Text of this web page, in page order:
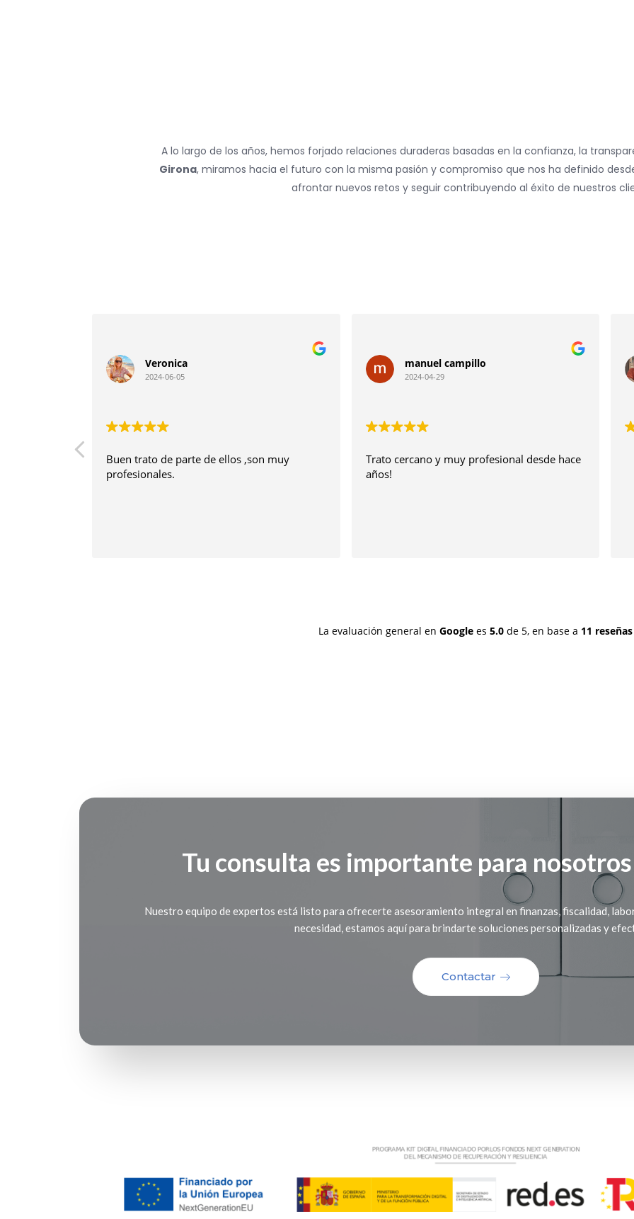
A lo largo de los años, hemos forjado relaciones duraderas basadas en la confianza, la
Girona, miramos hacia el futuro con la misma pasión y compromiso que nos ha definido
afrontar nuevos retos y seguir contribuyendo al éxito de nuestros
Veronica
2024-06-05
Buen trato de parte de ellos ,son muy
profesionales.
manuel campillo
2024-04-29
Trato cercano y muy profesional desde hace
años!
La evaluación general en Google es 5.0 de 5, en base a 11 reseñas
Tu consulta es importante para nosotros
Nuestro equipo de expertos está listo para ofrecerte asesoramiento integral en finanzas, fiscalidad,
necesidad, estamos aquí para brindarte soluciones personalizadas y
Contactar